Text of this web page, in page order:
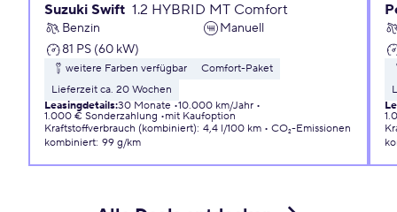
Suzuki Swift 1.2 HYBRID MT Comfort
Benzin
Manuell
81 PS (60 kW)
weitere Farben verfügbar
Comfort-Paket
Lieferzeit ca. 20 Wochen
Leasingdetails:30 Monate 10.000 km/Jahr
1.000 € Sonderzahlung
mit Kaufoption
Kraftstoffverbrauch (kombiniert): 4,4 l/100 km
CO₂-Emissionen
kombiniert: 99 g/km